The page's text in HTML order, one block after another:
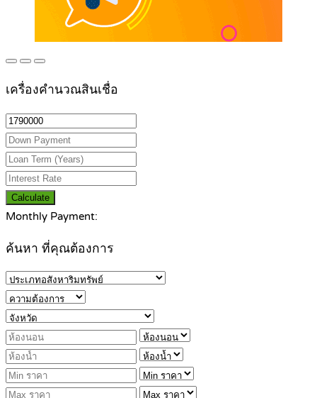
เครื่องคำนวณสินเชื่อ
Calculate
Monthly Payment:
ค้นหา ที่คุณต้องการ